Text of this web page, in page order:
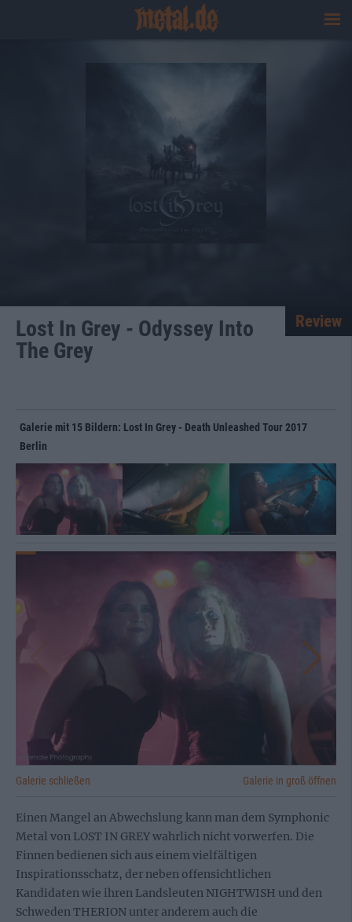
Lost In Grey - Odyssey Into
The Grey
Review
Galerie mit 15 Bildern: Lost In Grey - Death Unleashed Tour 2017
Berlin
Galerie schließen Galerie in groß öffnen
Einen Mangel an Abwechslung kann man dem Symphonic
Metal von LOST IN GREY wahrlich nicht vorwerfen. Die
Finnen bedienen sich aus einem vielfältigen
Inspirationsschatz, der neben offensichtlichen
Kandidaten wie ihren Landsleuten NIGHTWISH und den
Schweden THERION unter anderem auch die